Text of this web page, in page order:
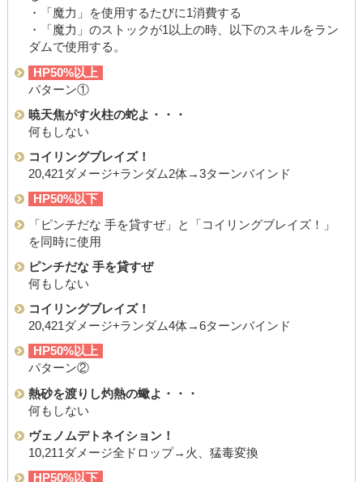
・「魔力」を使用するたびに1消費する
・「魔力」のストックが1以上の時、以下のスキルをラン
ダムで使用する。
HP50%以上
パターン①
暁天焦がす火柱の蛇よ・・・
何もしない
コイリングブレイズ！
20,421ダメージ+ランダム2体→3ターンバインド
HP50%以下
「ピンチだな 手を貸すぜ」と「コイリングブレイズ！」
を同時に使用
ピンチだな 手を貸すぜ
何もしない
コイリングブレイズ！
20,421ダメージ+ランダム4体→6ターンバインド
HP50%以上
パターン②
熱砂を渡りし灼熱の蠍よ・・・
何もしない
ヴェノムデトネイション！
10,211ダメージ全ドロップ→火、猛毒変換
HP50%以下